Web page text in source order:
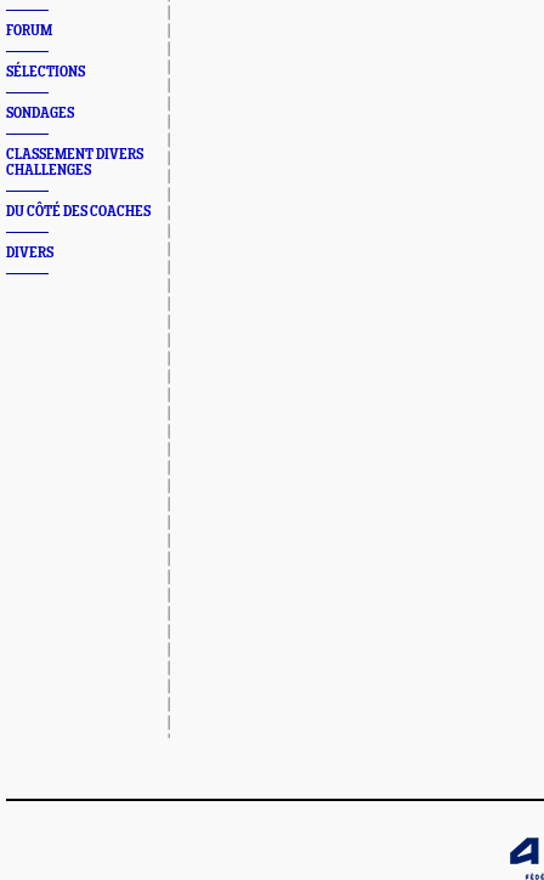
FORUM
SÉLECTIONS
SONDAGES
CLASSEMENT DIVERS
CHALLENGES
DU CÔTÉ DES COACHES
DIVERS